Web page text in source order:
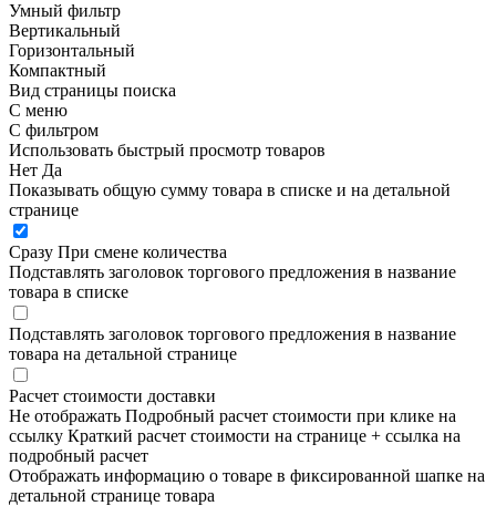
Умный фильтр
Вертикальный
Горизонтальный
Компактный
Вид страницы поиска
С меню
С фильтром
Использовать быстрый просмотр товаров
Нет Да
Показывать общую сумму товара в списке и на детальной
странице
Сразу При смене количества
Подставлять заголовок торгового предложения в название
товара в списке
Подставлять заголовок торгового предложения в название
товара на детальной странице
Расчет стоимости доставки
Не отображать Подробный расчет стоимости при клике на
ссылку Краткий расчет стоимости на странице + ссылка на
подробный расчет
Отображать информацию о товаре в фиксированной шапке на
детальной странице товара